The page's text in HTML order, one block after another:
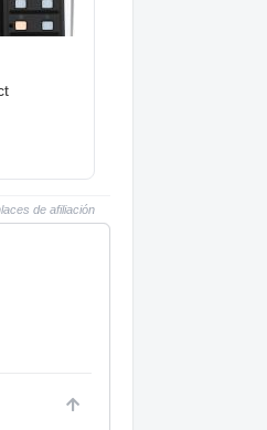
de afiliación